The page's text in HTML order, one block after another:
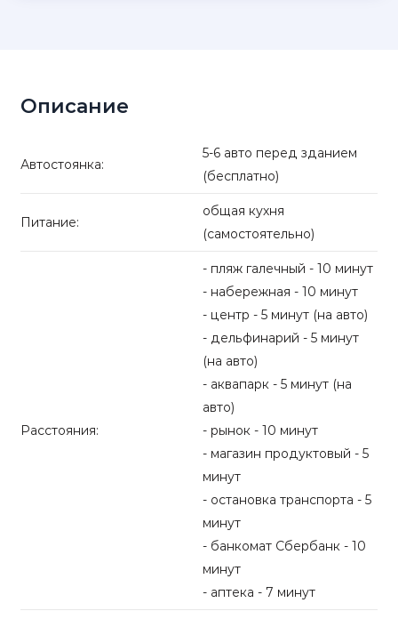
Описание
Автостоянка:
5-6 авто перед зданием
(бесплатно)
Питание:
общая кухня
(самостоятельно)
Расстояния:
- пляж галечный - 10 минут
- набережная - 10 минут
- центр - 5 минут (на авто)
- дельфинарий - 5 минут
(на авто)
- аквапарк - 5 минут (на
авто)
- рынок - 10 минут
- магазин продуктовый - 5
минут
- остановка транспорта - 5
минут
- банкомат Сбербанк - 10
минут
- аптека - 7 минут